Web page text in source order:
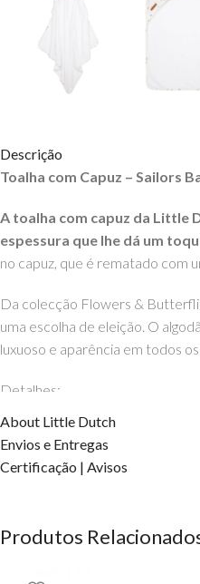
Descrição
Toalha com Capuz – Sailors
A toalha com capuz da Little
espessura que lhe dá um
no capuz, que é rematado com
Da colecção Flowers &
uma escolha de eleição. O
luxuoso e aparência em todos
Detalhes:
Lavável na máquina
OS DIREITOS DOS
About Little Dutch
Envios e Entregas
Certificação | Avisos
Produtos